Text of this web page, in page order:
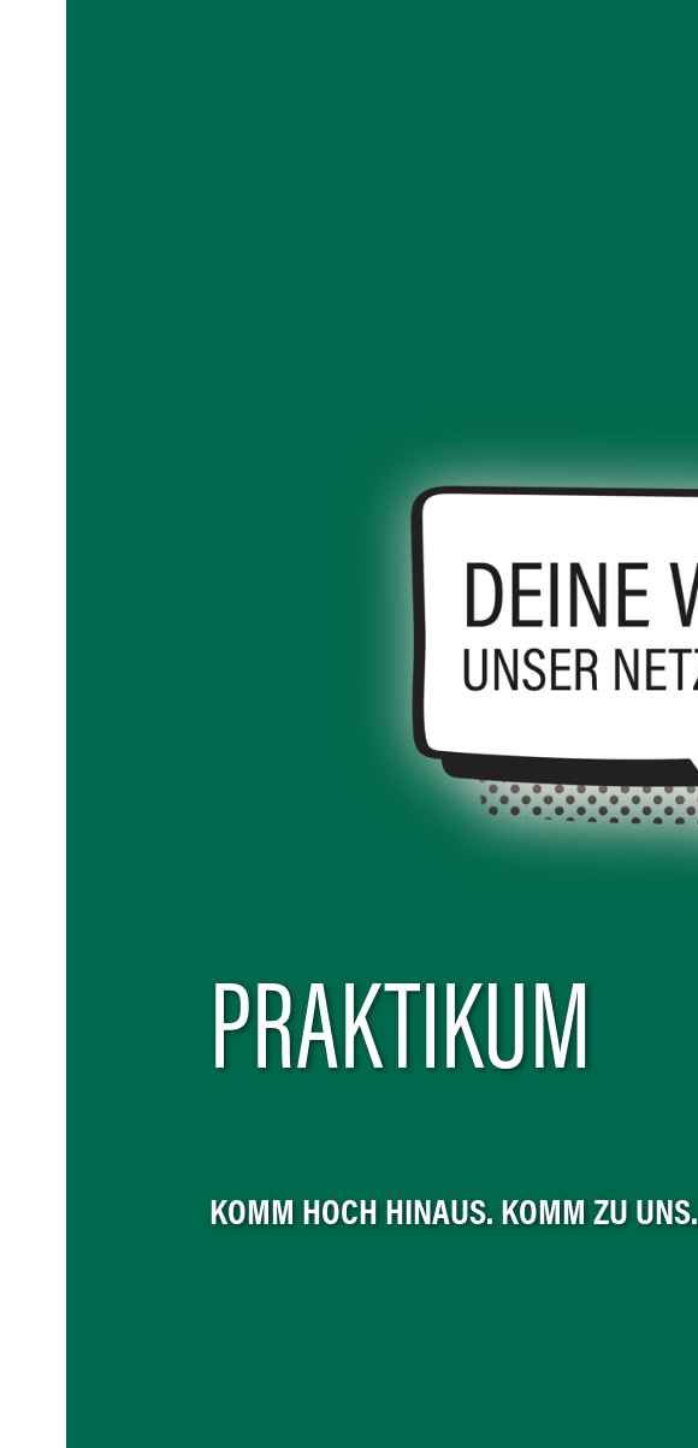
PRAKTIKUM
KOMM HOCH HINAUS. KOMM ZU UNS.